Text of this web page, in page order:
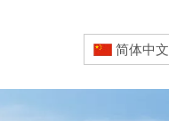
简体中文